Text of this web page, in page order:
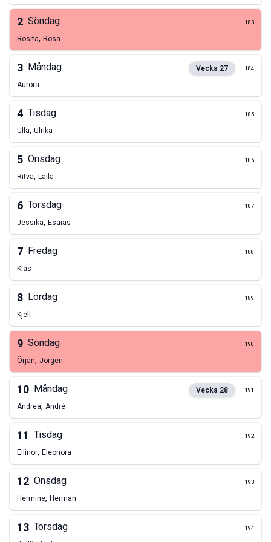
2 Söndag 183
Rosita, Rosa
3 Måndag Vecka 27 184
Aurora
4 Tisdag 185
Ulla, Ulrika
5 Onsdag 186
Ritva, Laila
6 Torsdag 187
Jessika, Esaias
7 Fredag 188
Klas
8 Lördag 189
Kjell
9 Söndag 190
Örjan, Jörgen
10 Måndag Vecka 28 191
Andrea, André
11 Tisdag 192
Ellinor, Eleonora
12 Onsdag 193
Hermine, Herman
13 Torsdag 194